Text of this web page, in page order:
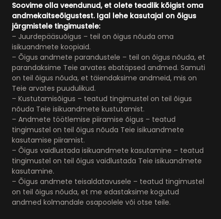
Soovime olla veendunud, et olete teadlik kõigist oma
andmekaitseõigustest. Igal lehe kasutajal on õigus
järgmistele tingimustele:
– Juurdepääsuõigus – teil on õigus nõuda oma
isikuandmete koopiaid.
– Õigus andmete parandustele – teil on õigus nõuda, et
parandaksime Teie arvates ebatäpsed andmed. Samuti
on teil õigus nõuda, et täiendaksime andmeid, mis on
Teie arvates puudulikud.
– Kustutamisõigus – teatud tingimustel on teil õigus
nõuda Teie isikuandmete kustutamist.
– Andmete töötlemise piiramise õigus – teatud
tingimustel on teil õigus nõuda Teie isikuandmete
kasutamise piiramist.
– Õigus vaidlustada isikuandmete kasutamine – teatud
tingimustel on teil õigus vaidlustada Teie isikuandmete
kasutamine.
– Õigus andmete teisaldatavusele – teatud tingimustel
on teil õigus nõuda, et me edastaksime kogutud
andmed kolmandale osapoolele või otse teile.